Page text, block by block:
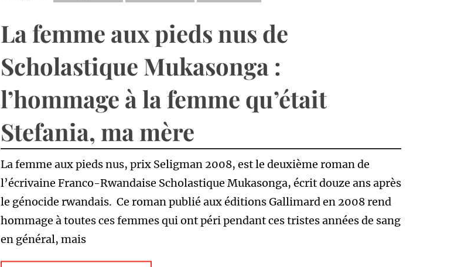
La femme aux pieds nus de
Scholastique Mukasonga :
l’hommage à la femme qu’était
Stefania, ma mère
La femme aux pieds nus, prix Seligman 2008, est le deuxième roman de
l’écrivaine Franco-Rwandaise Scholastique Mukasonga, écrit douze ans après
le génocide rwandais. Ce roman publié aux éditions Gallimard en 2008 rend
hommage à toutes ces femmes qui ont péri pendant ces tristes années de sang
en général, mais